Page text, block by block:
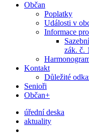
Občan
Poplatky
Události v
Informace
zák. č.
Kontakt
Důležité
Senioři
Občan+
úřední deska
aktuality